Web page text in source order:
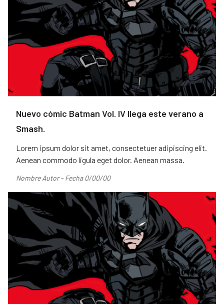
Nuevo cómic Batman Vol. IV llega este verano a
Smash.
Lorem ipsum dolor sit amet, consectetuer adipiscing elit.
Aenean commodo ligula eget dolor. Aenean massa.
Nombre Autor - Fecha 0/00/00